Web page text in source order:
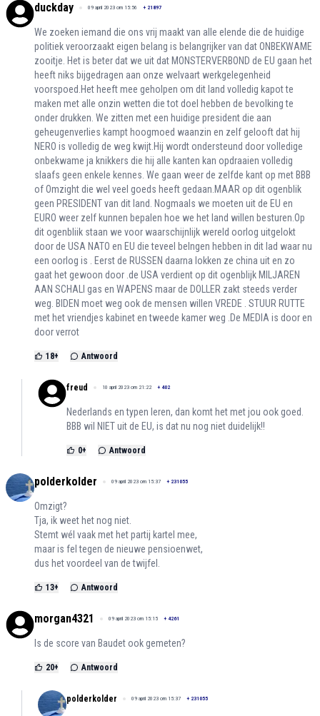
duckday 09 april 2023 om 15:56 + 21897
We zoeken iemand die ons vrij maakt van alle elende die de huidige
politiek veroorzaakt eigen belang is belangrijker van dat ONBEKWAME
zooitje. Het is beter dat we uit dat MONSTERVERBOND de EU gaan het
heeft niks bijgedragen aan onze welvaart werkgelegenheid
voorspoed.Het heeft mee geholpen om dit land volledig kapot te
maken met alle onzin wetten die tot doel hebben de bevolking te
onder drukken. We zitten met een huidige president die aan
geheugenverlies kampt hoogmoed waanzin en zelf gelooft dat hij
NERO is volledig de weg kwijt.Hij wordt ondersteund door volledige
onbekwame ja knikkers die hij alle kanten kan opdraaien volledig
slaafs geen enkele kennes. We gaan weer de zelfde kant op met BBB
of Omzight die wel veel goeds heeft gedaan.MAAR op dit ogenblik
geen PRESIDENT van dit land. Nogmaals we moeten uit de EU en
EURO weer zelf kunnen bepalen hoe we het land willen besturen.Op
dit ogenbliik staan we voor waarschijnlijk wereld oorlog uitgelokt
door de USA NATO en EU die teveel belngen hebben in dit lad waar nu
een oorlog is . Eerst de RUSSEN daarna lokken ze china uit en zo
gaat het gewoon door .de USA verdient op dit ogenblijk MILJAREN
AAN SCHALI gas en WAPENS maar de DOLLER zakt steeds verder
weg. BIDEN moet weg ook de mensen willen VREDE . STUUR RUTTE
met het vriendjes kabinet en tweede kamer weg .De MEDIA is door en
door verrot
18+ Antwoord
freud 10 april 2023 om 21:22 + 402
Nederlands en typen leren, dan komt het met jou ook goed.
BBB wil NIET uit de EU, is dat nu nog niet duidelijk!!
0+ Antwoord
polderkolder 09 april 2023 om 15:37 + 231055
Omzigt?
Tja, ik weet het nog niet.
Stemt wél vaak met het partij kartel mee,
maar is fel tegen de nieuwe pensioenwet,
dus het voordeel van de twijfel.
13+ Antwoord
morgan4321 09 april 2023 om 15:15 + 4261
Is de score van Baudet ook gemeten?
20+ Antwoord
polderkolder 09 april 2023 om 15:37 + 231055